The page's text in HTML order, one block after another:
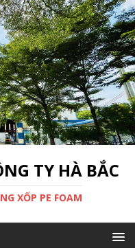
TY HÀ BẮC
XỐP PE FOAM